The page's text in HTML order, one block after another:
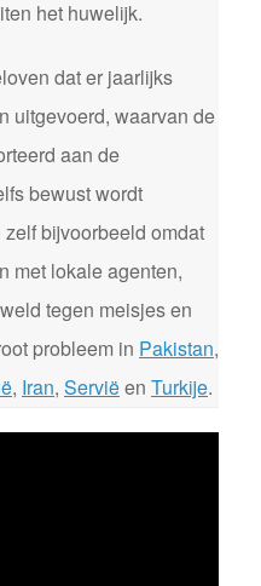
het huwelijk.
dat er jaarlijks
uitgevoerd, waarvan de
aan de
bewust wordt
bijvoorbeeld omdat
met lokale agenten,
tegen meisjes en
probleem in Pakistan,
, Iran, Serviëen Turkije.